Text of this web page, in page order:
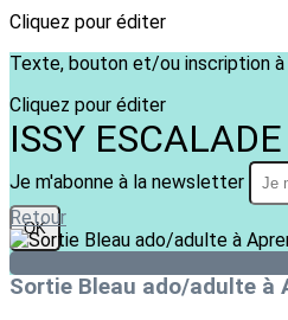
Cliquez pour éditer
Texte, bouton et/ou inscription
Cliquez pour éditer
ISSY ESCALADE
Je m'abonne à la newsletter
OK
Retour
Sortie Bleau ado/adulte à